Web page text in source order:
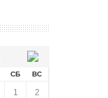
СБ ВС
1 2